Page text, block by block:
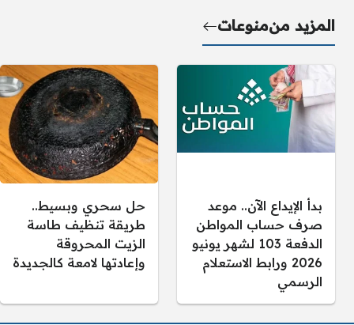
المزيد منمنوعات
بدأ الإيداع الآن.. موعد
صرف حساب المواطن
الدفعة 103 لشهر يونيو
2026 ورابط الاستعلام
الرسمي
حل سحري وبسيط..
طريقة تنظيف طاسة
الزيت المحروقة
وإعادتها لامعة كالجديدة